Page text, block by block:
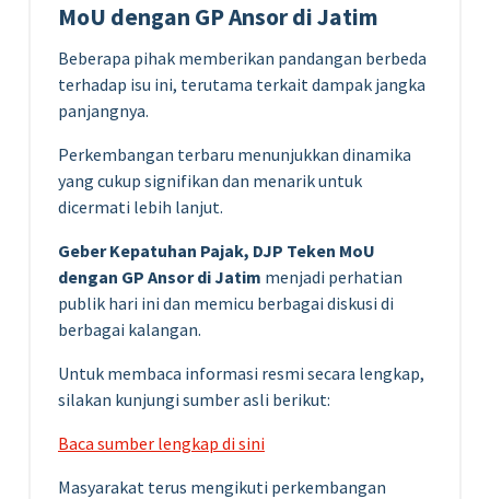
MoU dengan GP Ansor di Jatim
Beberapa pihak memberikan pandangan berbeda
terhadap isu ini, terutama terkait dampak jangka
panjangnya.
Perkembangan terbaru menunjukkan dinamika
yang cukup signifikan dan menarik untuk
dicermati lebih lanjut.
Geber Kepatuhan Pajak, DJP Teken MoU
dengan GP Ansor di Jatim menjadi perhatian
publik hari ini dan memicu berbagai diskusi di
berbagai kalangan.
Untuk membaca informasi resmi secara lengkap,
silakan kunjungi sumber asli berikut:
Baca sumber lengkap di sini
Masyarakat terus mengikuti perkembangan